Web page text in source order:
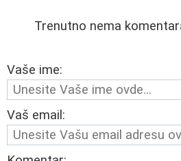
Trenutno nema
Vaše ime:
Vaš email: